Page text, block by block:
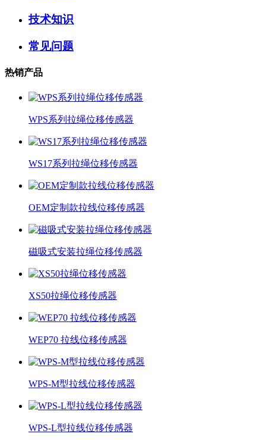
技术知识
常见问题
热销产品
WPS系列拉绳位移传感器
WS17系列拉绳位移传感器
OEM定制款拉线位移传感器
磁吸式安装拉绳位移传感器
XS50拉绳位移传感器
WEP70 拉线位移传感器
WPS-M型拉线位移传感器
WPS-L型拉线位移传感器